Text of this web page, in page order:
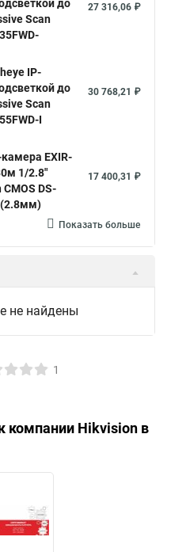
Hikvision купольная
до
Scan
27 316,06 ₽
IP-
до
Scan
I
30 768,21 ₽
EXIR-
1/2.8"
DS-
(2.8мм)
17 400,31 ₽
Показать больше
не найдены
1
компании Hikvision в